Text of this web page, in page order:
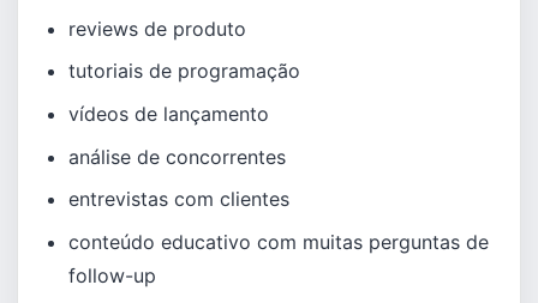
reviews de produto
tutoriais de programação
vídeos de lançamento
análise de concorrentes
entrevistas com clientes
conteúdo educativo com muitas perguntas de
follow-up